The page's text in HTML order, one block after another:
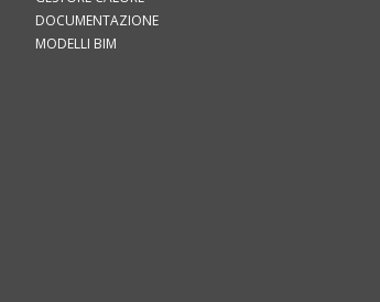
DOCUMENTAZIONE
MODELLI BIM